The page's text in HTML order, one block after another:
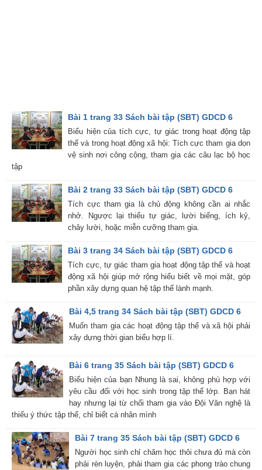
Bài 1 trang 33 Sách bài tập (SBT) GDCD 6
Biểu hiện của tích cực, tự giác trong hoạt động tập
thể và trong hoạt động xã hội: Tích cực tham gia dọn
vệ sinh nơi công cộng, tham gia các câu lạc bộ học
tập
Bài 2 trang 33 Sách bài tập (SBT) GDCD 6
Tích cực tham gia là chủ động không cần ai nhắc
nhở. Ngược lại thiếu tự giác, lười biếng, ích kỷ,
chây lười, hoặc miễn cưỡng tham gia.
Bài 3 trang 34 Sách bài tập (SBT) GDCD 6
Tích cực, tự giác tham gia hoạt động tập thể và hoạt
động xã hội giúp mở rộng hiểu biết về mọi mặt, góp
phần xây dựng quan hệ tập thể lành mạnh.
Bài 4,5 trang 34 Sách bài tập (SBT) GDCD 6
Muốn tham gia các hoạt động tập thể và xã hội phải
xây dựng thời gian biểu hợp lí.
Bài 6 trang 35 Sách bài tập (SBT) GDCD 6
Biểu hiện của bạn Nhung là sai, không phù hợp với
yêu cầu đối với học sinh trong tập thể lớp. Bạn hát
hay nhưng lại từ chối tham gia vào Đội Văn nghệ là
thiếu ý thức tập thể, chỉ biết cá nhân mình
Bài 7 trang 35 Sách bài tập (SBT) GDCD 6
Người học sinh chỉ chăm học thôi chưa đủ mà còn
phải rèn luyện, phải tham gia các phong trào chung